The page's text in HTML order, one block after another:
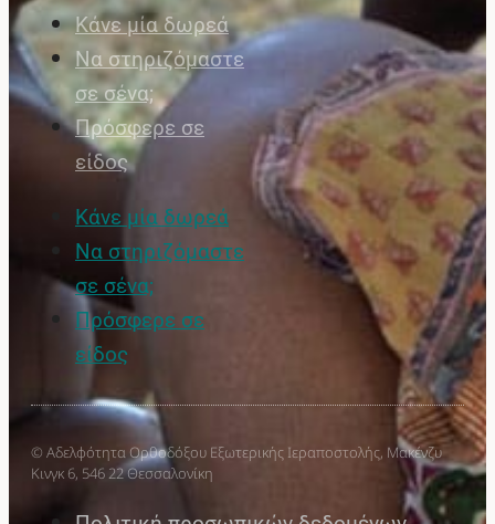
Κάνε μία δωρεά
Να στηριζόμαστε
σε σένα;
Πρόσφερε σε
είδος
Κάνε μία δωρεά
Να στηριζόμαστε
σε σένα;
Πρόσφερε σε
είδος
© Αδελφότητα Ορθοδόξου Εξωτερικής Ιεραποστολής, Μακένζυ
Κινγκ 6, 546 22 Θεσσαλονίκη